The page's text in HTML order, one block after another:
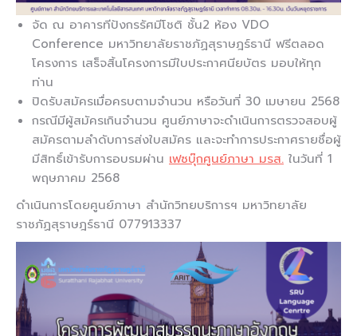
จัด ณ อาคารทีปังกรรัศมีโชติ ชั้น2 ห้อง VDO
Conference มหาวิทยาลัยราชภัฏสุราษฎร์ธานี ฟรีตลอด
โครงการ เสร็จสิ้นโครงการมีใบประกาศนียบัตร มอบให้ทุก
ท่าน
ปิดรับสมัครเมื่อครบตามจำนวน หรือวันที่ 30 เมษายน 2568
กรณีมีผู้สมัครเกินจำนวน ศูนย์ภาษาจะดำเนินการตรวจสอบผู้
สมัครตามลำดับการส่งใบสมัคร และจะทำการประกาศรายชื่อผู้
มีสิทธิ์เข้ารับการอบรมผ่าน เฟซบุ๊กศูนย์ภาษา มรส. ในวันที่ 1
พฤษภาคม 2568
ดำเนินการโดยศูนย์ภาษา สำนักวิทยบริการฯ มหาวิทยาลัย
ราชภัฏสุราษฎร์ธานี 077913337